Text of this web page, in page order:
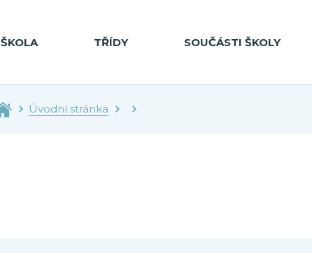
ŠKOLA TŘÍDY SOUČÁSTI ŠKOLY
Úvodní stránka